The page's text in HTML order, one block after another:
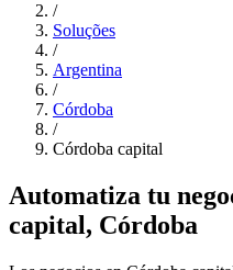
/
Soluções
/
Argentina
/
Córdoba
/
Córdoba capital
Automatiza tu
capital, Córdoba